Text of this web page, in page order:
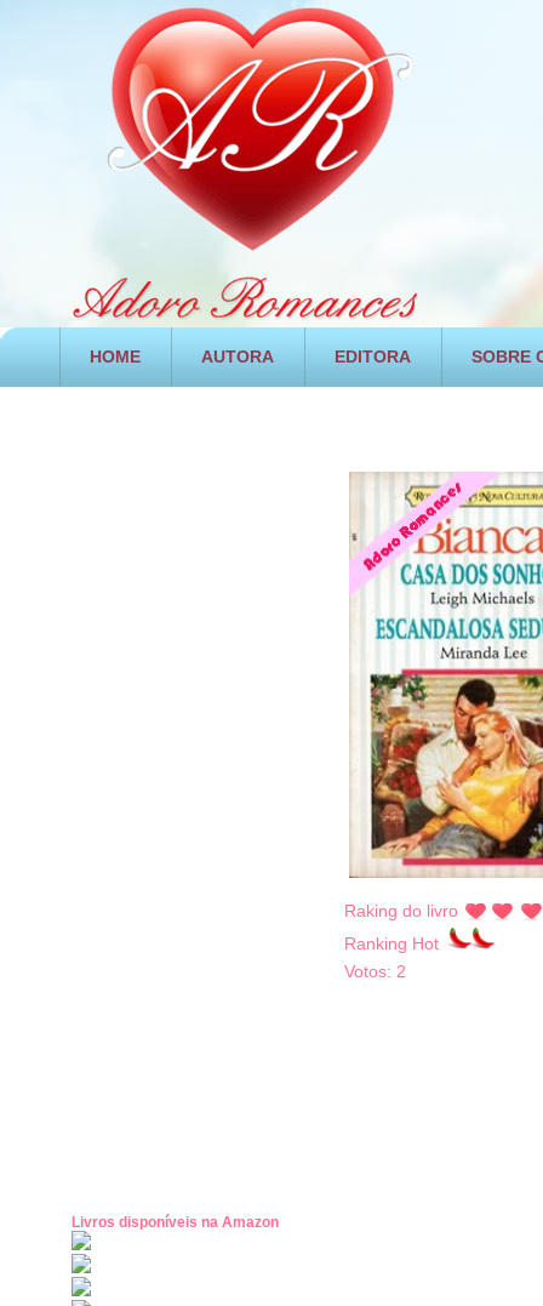
HOME AUTORA EDITORA SOBRE
Livros disponíveis na Amazon
Raking do livro
Ranking Hot
Votos: 2